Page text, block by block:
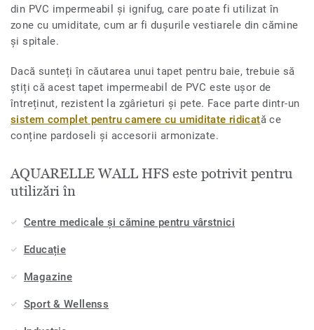
din PVC impermeabil și ignifug, care poate fi utilizat în
zone cu umiditate, cum ar fi dușurile vestiarele din cămine
și spitale.
Dacă sunteți în căutarea unui tapet pentru baie, trebuie să
știți că acest tapet impermeabil de PVC este ușor de
întreținut, rezistent la zgârieturi și pete. Face parte dintr-un
sistem complet pentru camere cu umiditate ridicată ce
conține pardoseli și accesorii armonizate.
AQUARELLE WALL HFS este potrivit pentru
utilizări în
Centre medicale și cămine pentru vârstnici
Educație
Magazine
Sport & Wellenss